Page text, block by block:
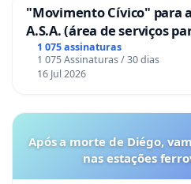
"Movimento Cívico" para
A.S.A. (área de serviços
Coimbra
1 075 assinaturas
1 075 Assinaturas / 30 dias
16 Jul 2026
Após a morte de Diégo,
nas estações